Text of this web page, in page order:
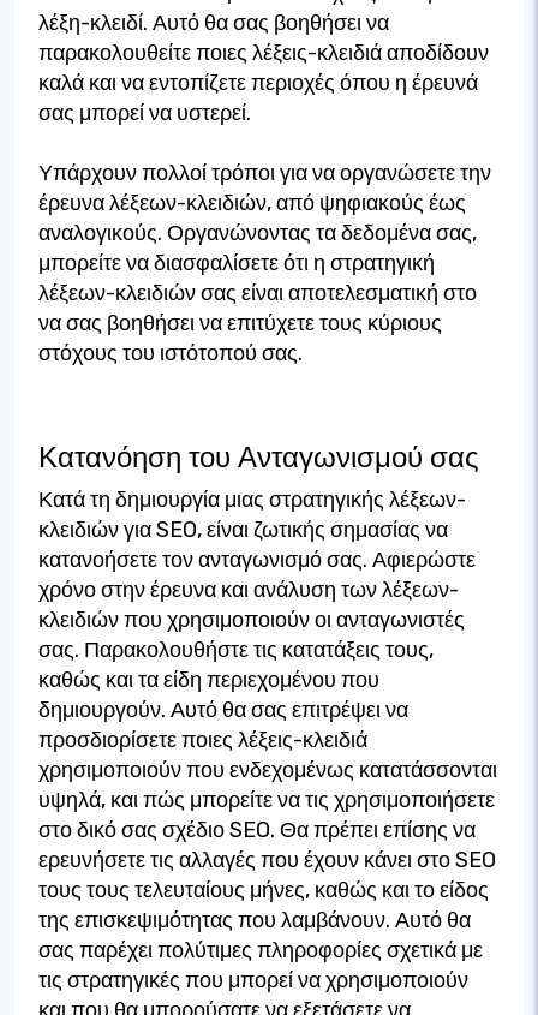
λέξη-κλειδί. Αυτό θα σας βοηθήσει να
παρακολουθείτε ποιες λέξεις-κλειδιά αποδίδουν
καλά και να εντοπίζετε περιοχές όπου η έρευνά
σας μπορεί να υστερεί.
Υπάρχουν πολλοί τρόποι για να οργανώσετε την
έρευνα λέξεων-κλειδιών, από ψηφιακούς έως
αναλογικούς. Οργανώνοντας τα δεδομένα σας,
μπορείτε να διασφαλίσετε ότι η στρατηγική
λέξεων-κλειδιών σας είναι αποτελεσματική στο
να σας βοηθήσει να επιτύχετε τους κύριους
στόχους του ιστότοπού σας.
Κατανόηση του Ανταγωνισμού σας
Κατά τη δημιουργία μιας στρατηγικής λέξεων-
κλειδιών για SEO, είναι ζωτικής σημασίας να
κατανοήσετε τον ανταγωνισμό σας. Αφιερώστε
χρόνο στην έρευνα και ανάλυση των λέξεων-
κλειδιών που χρησιμοποιούν οι ανταγωνιστές
σας. Παρακολουθήστε τις κατατάξεις τους,
καθώς και τα είδη περιεχομένου που
δημιουργούν. Αυτό θα σας επιτρέψει να
προσδιορίσετε ποιες λέξεις-κλειδιά
χρησιμοποιούν που ενδεχομένως κατατάσσονται
υψηλά, και πώς μπορείτε να τις χρησιμοποιήσετε
στο δικό σας σχέδιο SEO. Θα πρέπει επίσης να
ερευνήσετε τις αλλαγές που έχουν κάνει στο SEO
τους τους τελευταίους μήνες, καθώς και το είδος
της επισκεψιμότητας που λαμβάνουν. Αυτό θα
σας παρέχει πολύτιμες πληροφορίες σχετικά με
τις στρατηγικές που μπορεί να χρησιμοποιούν